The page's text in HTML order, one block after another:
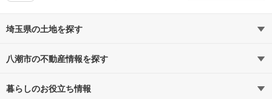
埼玉県の土地を探す
路線・駅から探す
通勤・通学時間から探す
八潮市の不動産情報を探す
不動産・住宅
暮らしのお役立ち情報